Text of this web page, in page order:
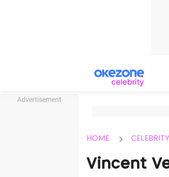
Advertisement
HOME CELEBRITY
Vincent